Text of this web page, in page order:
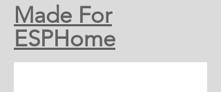
Made For
ESPHome